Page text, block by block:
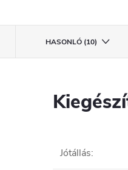
HASONLÓ (10)
Jótállás: